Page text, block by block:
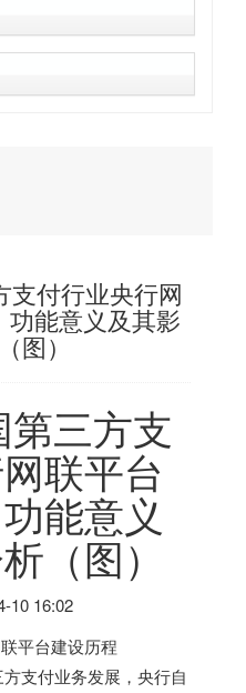
支付行业央行网
能意义及其影
图）
三方支
联平台
能意义
（图）
10 16:02
平台建设历程
支付业务发展，央行自